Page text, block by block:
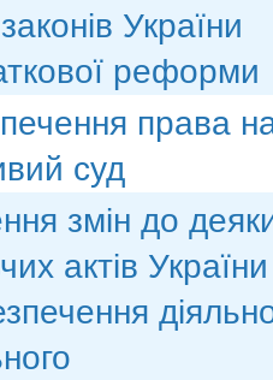
України
реформи
права
суд
змін до
актів України